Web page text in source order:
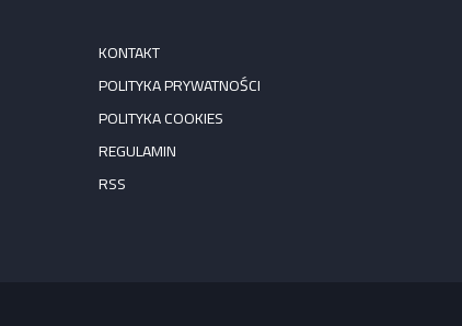
KONTAKT
POLITYKA PRYWATNOŚCI
POLITYKA COOKIES
REGULAMIN
RSS